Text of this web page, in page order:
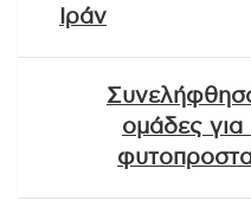
Ιράν
ομάδες για